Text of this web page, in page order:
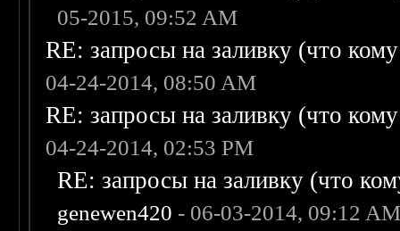
05-2015, 09:52 AM
RE: запросы на заливку (что
04-24-2014, 08:50 AM
RE: запросы на заливку (что
04-24-2014, 02:53 PM
RE: запросы на заливку (что
genewen420 - 06-03-2014, 09:12